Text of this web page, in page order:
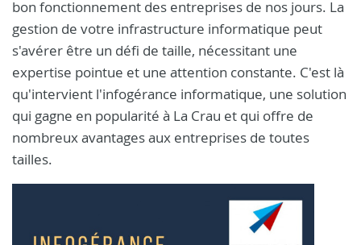
bon fonctionnement des entreprises de nos jours. La
gestion de votre infrastructure informatique peut
s'avérer être un défi de taille, nécessitant une
expertise pointue et une attention constante. C'est là
qu'intervient l'infogérance informatique, une solution
qui gagne en popularité à La Crau et qui offre de
nombreux avantages aux entreprises de toutes
tailles.